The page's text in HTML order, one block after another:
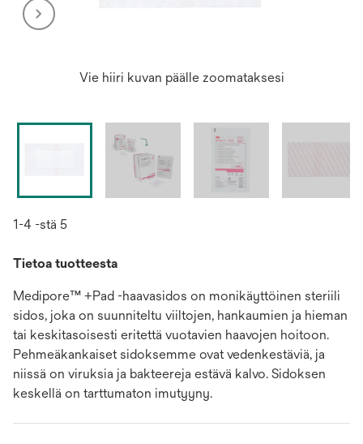
Vie hiiri kuvan päälle zoomataksesi
1-4 -stä 5
Tietoa tuotteesta
Medipore™ +Pad -haavasidos on monikäyttöinen steriili
sidos, joka on suunniteltu viiltojen, hankaumien ja hieman
tai keskitasoisesti eritettä vuotavien haavojen hoitoon.
Pehmeäkankaiset sidoksemme ovat vedenkestäviä, ja
niissä on viruksia ja bakteereja estävä kalvo. Sidoksen
keskellä on tarttumaton imutyyny.